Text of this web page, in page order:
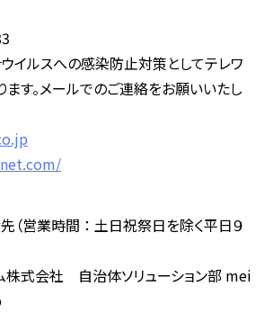
イルスへの感染防止対策としてテレワ
ます。メールでのご連絡をお願いいたし
営業時間 ： 土日祝祭日を除く平日９
株式会社 自治体ソリューション部 mei